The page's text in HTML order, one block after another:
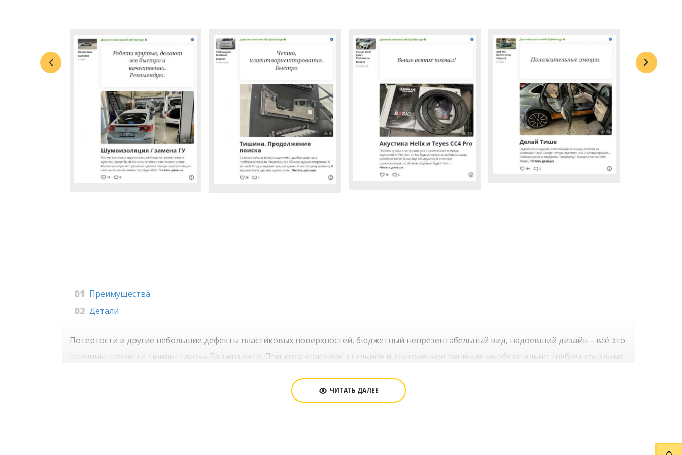
Преимущества
Детали
Потертости и другие небольшие дефекты пластиковых поверхностей, бюджетный непрезентабельный вид, надоевший дизайн – всё это
причины провести тюнинг салона Вашего авто. При этом красивое, стильное и долговечное решение не обязательно требует солидных
аквапечати внутри авто зависит, в первую очередь, от сложности конфигурации элемента. Но в любом случае выбор в пользу
аквапечати позволяет существенно сэкономить в сравнении с другими видами тюнинга.
ЧИТАТЬ ДАЛЕЕ